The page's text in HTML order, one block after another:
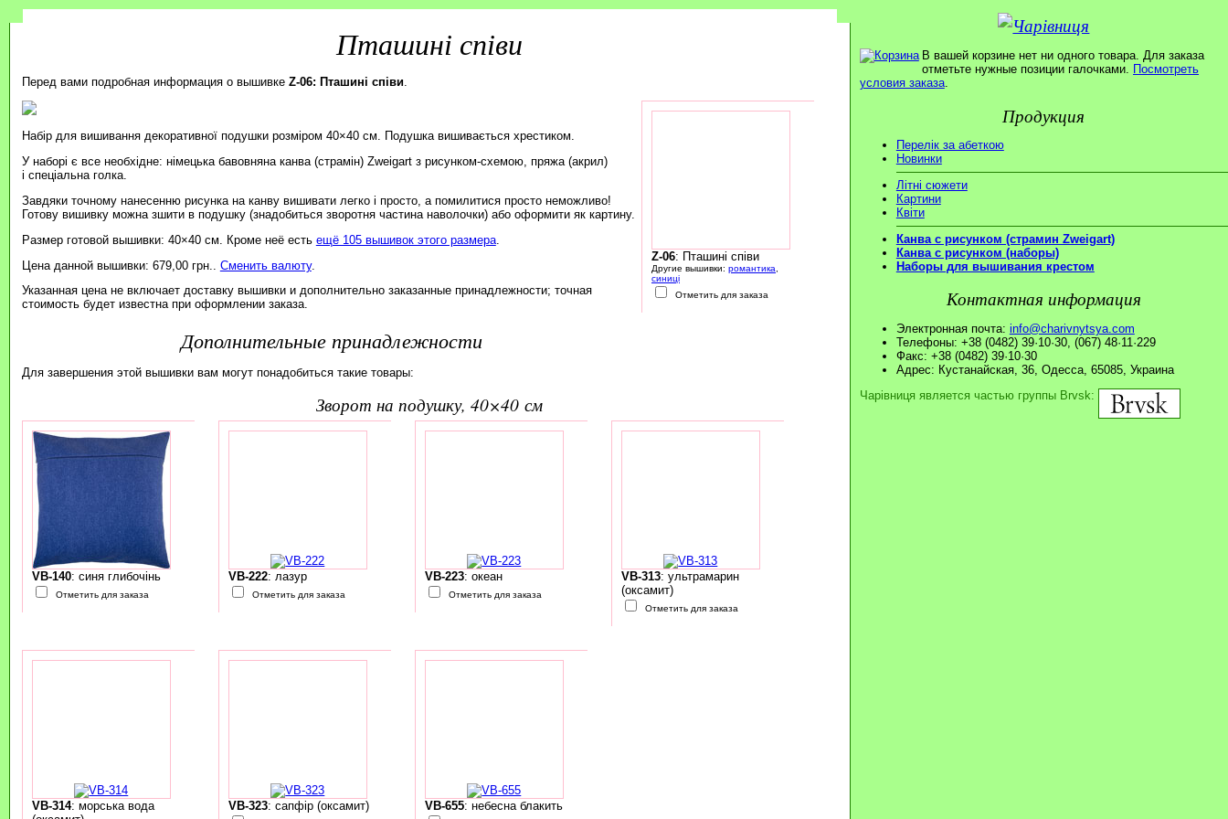
Пташині співи
Перед вами подробная информация о вышивке Z-06: Пташині співи.
Z-06: Пташині співи
Другие вышивки: романтика
синиці
Отметить для заказа
Набір для вишивання декоративної подушки розміром 40×40 см. Подушка вишивається хрестиком.
У наборі є все необхідне: німецька бавовняна канва (страмін) Zweigart з рисунком-схемою, пряжа (акрил)
і спеціальна голка.
Завдяки точному нанесенню рисунка на канву вишивати легко і просто, а помилитися просто неможливо!
Готову вишивку можна зшити в подушку (знадобиться зворотня частина наволочки) або оформити як картину.
Размер готовой вышивки: 40×40 см. Кроме неё есть ещё 105 вышивок этого размера.
Цена данной вышивки: 679,00 грн.. Сменить валюту.
Указанная цена не включает доставку вышивки и дополнительно заказанные принадлежности; точная
стоимость будет известна при оформлении заказа.
Дополнительные принадлежности
Для завершения этой вышивки вам могут понадобиться такие товары:
зворот на подушку, 40×40 см
VB-140: синя глибочінь
Отметить для заказа
VB-222: лазур
Отметить для заказа
VB-223: океан
Отметить для заказа
VB-313: ультрамарин
(оксамит)
Отметить для заказа
VB-314: морська вода
VB-323: сапфір (оксамит) VB-655: небесна блакить
В вашей корзине нет ни одного товара. Для заказа
отметьте нужные позиции галочками. Посмотреть
условия заказа.
Продукция
Перелік за абеткою
Новинки
Літні сюжети
Картини
Квіти
Канва с рисунком (страмин Zweigart)
Канва с рисунком (наборы)
Наборы для вышивания крестом
Контактная информация
Электронная почта: info@charivnytsya.com
Телефоны: +38 (0482) 39·10·30, (067) 48·11·229
Факс: +38 (0482) 39·10·30
Адрес: Кустанайская, 36, Одесса, 65085, Украина
Чарівниця является частью группы Brvsk: